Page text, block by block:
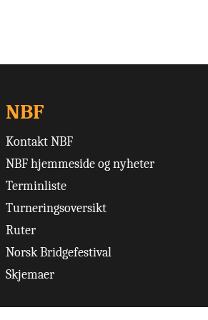
NBF
Kontakt NBF
NBF hjemmeside og nyheter
Terminliste
Turneringsoversikt
Ruter
Norsk Bridgefestival
Skjemaer